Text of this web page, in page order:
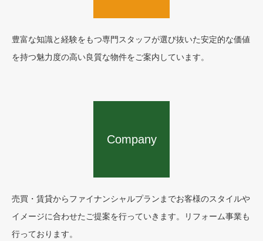
豊富な知識と経験をもつ専門スタッフが選び抜いた安定的な価値
を持つ魅力度の高い良質な物件をご案内しています。
Company
売買・賃貸からファイナンシャルプランまでお客様のスタイルや
イメージに合わせたご提案を行っていきます。リフォーム事業も
行っております。